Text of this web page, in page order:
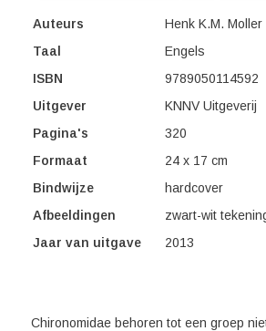
Auteurs
Henk K.M. Moller
Taal
Engels
ISBN
9789050114592
Uitgever
KNNV Uitgeverij
Pagina's
320
Formaat
24 x 17 cm
Bindwijze
hardcover
Afbeeldingen
zwart-wit
Jaar van uitgave
2013
Chironomidae behoren tot een groep